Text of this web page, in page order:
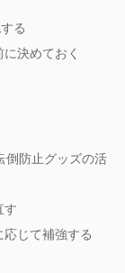
る
決めておく
倒防止グッズの活
す
応じて補強する